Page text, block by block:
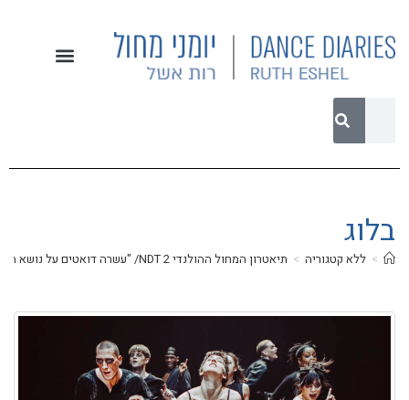
בלוג
> ללא קטגוריה > תיאטרון המחול ההולנדי 2 NDT/ "עשרה דואטים על נושא הצלה" מאת קריסטל פייט, עיצוב תאורה: ג'ים פרנץ' / "אשכול" מאת אדוארד קלוג/ עיצוב תאורה: טום ויסר / "סיפור לפני שינה" מאת נדב צלנר/ עיצוב תלבושות: מאור צבר, עיצוב תאורה: טום ויסר/ היכל אמנויות הבמה הרצליה/ 5 ליולי 2023